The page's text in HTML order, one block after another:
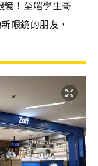
！至啱學生哥
眼鏡的朋友，